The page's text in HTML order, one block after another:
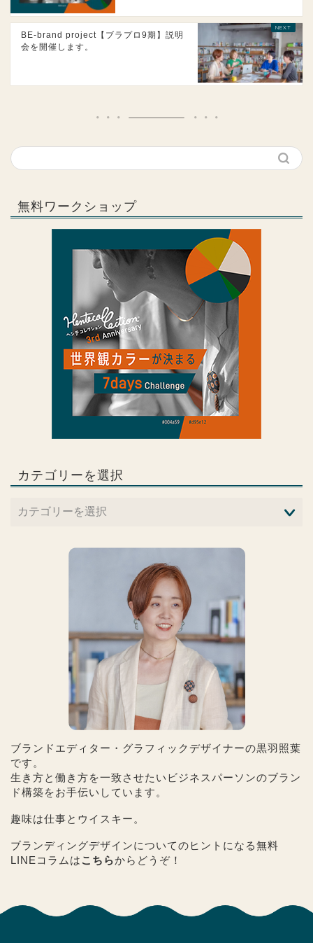
BE-brand project【ブラプロ9期】説明
会を開催します。
無料ワークショップ
カテゴリーを選択
ブランドエディター・グラフィックデザイナーの黒羽照葉
です。
生き方と働き方を一致させたいビジネスパーソンのブラン
ド構築をお手伝いしています。
趣味は仕事とウイスキー。
ブランディングデザインについてのヒントになる無料
LINEコラムはこちらからどうぞ！